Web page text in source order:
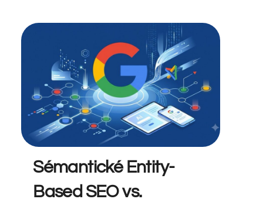
Sémantické Entity-
Based SEO vs.